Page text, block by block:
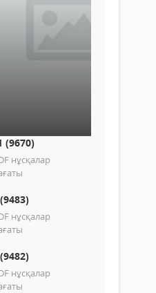
(9670)
нұсқалар
нұсқалар
нұсқалар